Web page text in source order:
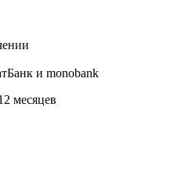
и monobank
месяцев